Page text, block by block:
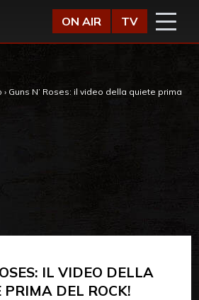
ON AIR TV
› Guns N’ Roses: il video della quiete prima
IL VIDEO DELLA
PRIMA DEL ROCK!